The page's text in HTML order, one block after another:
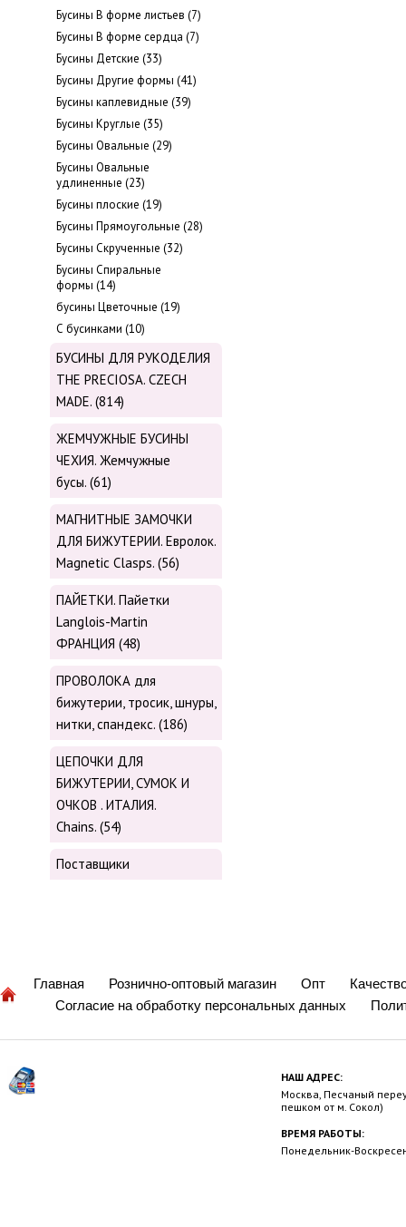
Бусины В форме листьев (7)
Бусины В форме сердца (7)
Бусины Детские (33)
Бусины Другие формы (41)
Бусины каплевидные (39)
Бусины Круглые (35)
Бусины Овальные (29)
Бусины Овальные
удлиненные (23)
Бусины плоские (19)
Бусины Прямоугольные (28)
Бусины Скрученные (32)
Бусины Спиральные
формы (14)
бусины Цветочные (19)
С бусинками (10)
БУСИНЫ ДЛЯ РУКОДЕЛИЯ
THE PRECIOSA. CZECH
MADE. (814)
ЖЕМЧУЖНЫЕ БУСИНЫ
ЧЕХИЯ. Жемчужные
бусы. (61)
МАГНИТНЫЕ ЗАМОЧКИ
ДЛЯ БИЖУТЕРИИ. Евролок.
Magnetic Сlasps. (56)
ПАЙЕТКИ. Пайетки
Langlois-Martin
ФРАНЦИЯ (48)
ПРОВОЛОКА для
бижутерии, тросик, шнуры,
нитки, cпандекс. (186)
ЦЕПОЧКИ ДЛЯ
БИЖУТЕРИИ, СУМОК И
ОЧКОВ . ИТАЛИЯ.
Chains. (54)
Поставщики
Главная Рознично-оптовый магазин Опт
Согласие на обработку персональных данных
НАШ АДРЕС:
Москва, Песчаный
пешком от м. Сокол)
ВРЕМЯ РАБОТЫ:
Понедельник-